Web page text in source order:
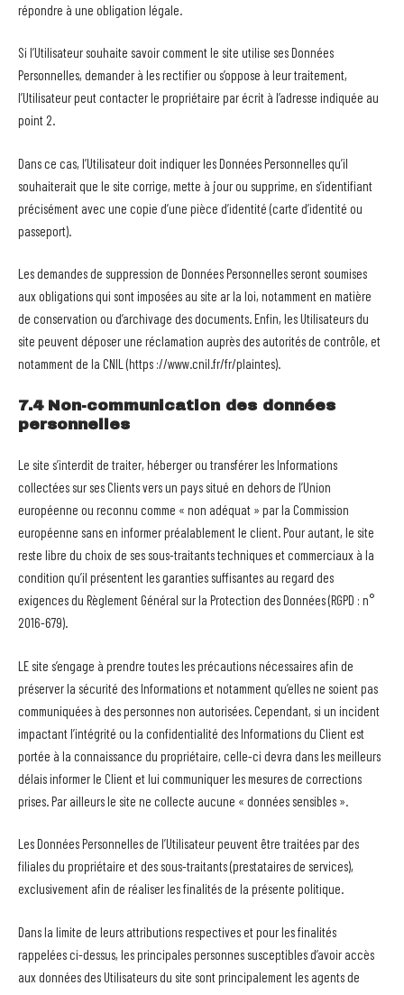
répondre à une obligation légale.
Si l’Utilisateur souhaite savoir comment le site utilise ses Données
Personnelles, demander à les rectifier ou s’oppose à leur traitement,
l’Utilisateur peut contacter le propriétaire par écrit à l’adresse indiquée au
point 2.
Dans ce cas, l’Utilisateur doit indiquer les Données Personnelles qu’il
souhaiterait que le site corrige, mette à jour ou supprime, en s’identifiant
précisément avec une copie d’une pièce d’identité (carte d’identité ou
passeport).
Les demandes de suppression de Données Personnelles seront soumises
aux obligations qui sont imposées au site ar la loi, notamment en matière
de conservation ou d’archivage des documents. Enfin, les Utilisateurs du
site peuvent déposer une réclamation auprès des autorités de contrôle, et
notamment de la CNIL (https ://www.cnil.fr/fr/plaintes).
7.4 Non-communication des données
personnelles
Le site s’interdit de traiter, héberger ou transférer les Informations
collectées sur ses Clients vers un pays situé en dehors de l’Union
européenne ou reconnu comme « non adéquat » par la Commission
européenne sans en informer préalablement le client. Pour autant, le site
reste libre du choix de ses sous-traitants techniques et commerciaux à la
condition qu’il présentent les garanties suffisantes au regard des
exigences du Règlement Général sur la Protection des Données (RGPD : n°
2016-679).
LE site s’engage à prendre toutes les précautions nécessaires afin de
préserver la sécurité des Informations et notamment qu’elles ne soient pas
communiquées à des personnes non autorisées. Cependant, si un incident
impactant l’intégrité ou la confidentialité des Informations du Client est
portée à la connaissance du propriétaire, celle-ci devra dans les meilleurs
délais informer le Client et lui communiquer les mesures de corrections
prises. Par ailleurs le site ne collecte aucune « données sensibles ».
Les Données Personnelles de l’Utilisateur peuvent être traitées par des
filiales du propriétaire et des sous-traitants (prestataires de services),
exclusivement afin de réaliser les finalités de la présente politique.
Dans la limite de leurs attributions respectives et pour les finalités
rappelées ci-dessus, les principales personnes susceptibles d’avoir accès
aux données des Utilisateurs du site sont principalement les agents de